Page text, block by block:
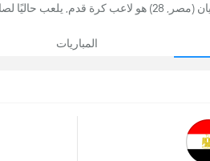
لصالح البنك الاهلي في مصر.
المباريات